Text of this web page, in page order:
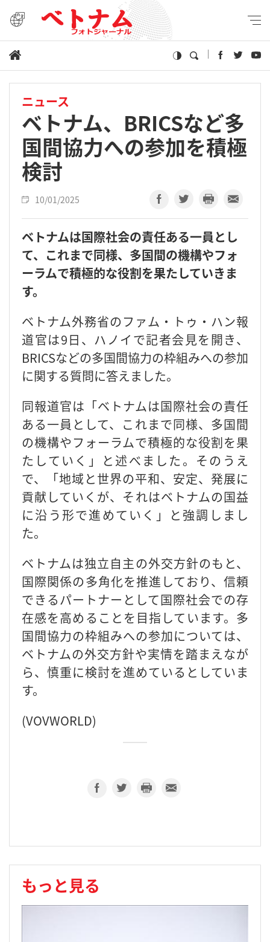
ニュース
ベトナム、BRICSなど多
国間協力への参加を積極
検討
10/01/2025
ベトナムは国際社会の責任ある一員とし
て、これまで同様、多国間の機構やフォ
ーラムで積極的な役割を果たしていきま
す。
ベトナム外務省のファム・トゥ・ハン報
道官は9日、ハノイで記者会見を開き、
BRICSなどの多国間協力の枠組みへの参加
に関する質問に答えました。
同報道官は「ベトナムは国際社会の責任
ある一員として、これまで同様、多国間
の機構やフォーラムで積極的な役割を果
たしていく」と述べました。そのうえ
で、「地域と世界の平和、安定、発展に
貢献していくが、それはベトナムの国益
に沿う形で進めていく」と強調しまし
た。
ベトナムは独立自主の外交方針のもと、
国際関係の多角化を推進しており、信頼
できるパートナーとして国際社会での存
在感を高めることを目指しています。多
国間協力の枠組みへの参加については、
ベトナムの外交方針や実情を踏まえなが
ら、慎重に検討を進めているとしていま
す。
(VOVWORLD)
もっと見る